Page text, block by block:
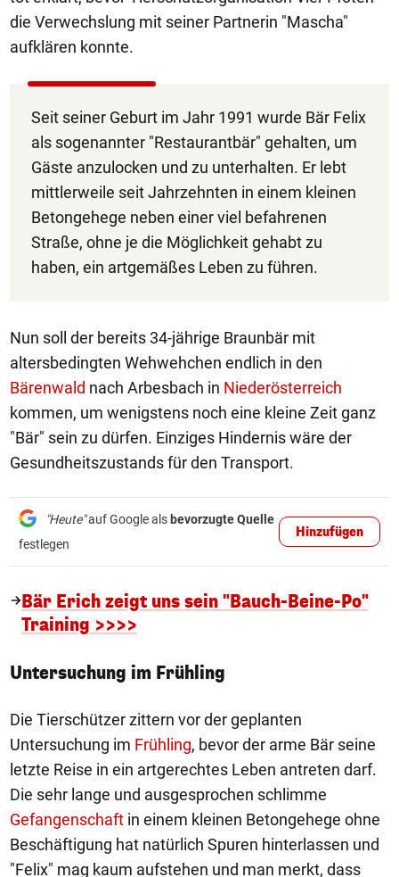
die Verwechslung mit seiner Partnerin "Mascha"
aufklären konnte.
Seit seiner Geburt im Jahr 1991 wurde Bär Felix
als sogenannter "Restaurantbär" gehalten, um
Gäste anzulocken und zu unterhalten. Er lebt
mittlerweile seit Jahrzehnten in einem kleinen
Betongehege neben einer viel befahrenen
Straße, ohne je die Möglichkeit gehabt zu
haben, ein artgemäßes Leben zu führen.
Nun soll der bereits 34-jährige Braunbär mit
altersbedingten Wehwehchen endlich in den
Bärenwald nach Arbesbach in Niederösterreich
kommen, um wenigstens noch eine kleine Zeit ganz
"Bär" sein zu dürfen. Einziges Hindernis wäre der
Gesundheitszustands für den Transport.
"Heute"auf Google als bevorzugte Quelle
festlegen
Hinzufügen
Bär Erich zeigt uns sein "Bauch-Beine-Po"
Training >>>>
Untersuchung im Frühling
Die Tierschützer zittern vor der geplanten
Untersuchung im Frühling, bevor der arme Bär seine
letzte Reise in ein artgerechtes Leben antreten darf.
Die sehr lange und ausgesprochen schlimme
Gefangenschaft in einem kleinen Betongehege ohne
Beschäftigung hat natürlich Spuren hinterlassen und
"Felix" mag kaum aufstehen und man merkt, dass